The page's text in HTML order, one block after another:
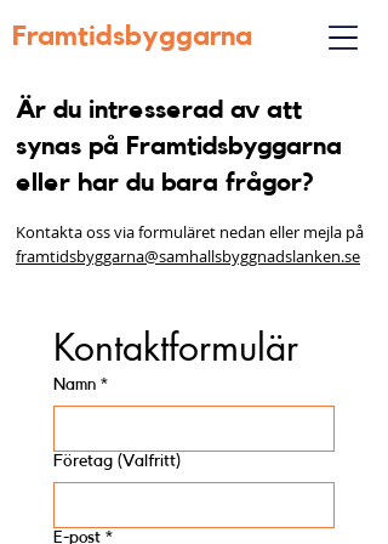
Framtidsbyggarna
Är du intresserad av att
synas på Framtidsbyggarna
eller har du bara frågor?
Kontakta oss via formuläret nedan eller mejla på
framtidsbyggarna@samhallsbyggnadslanken.se
Kontaktformulär
Namn *
Företag (Valfritt)
E-post *